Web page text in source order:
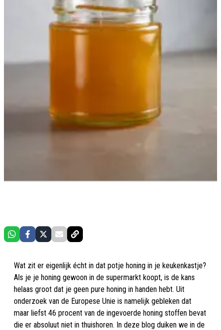
Wat zit er eigenlijk écht in dat potje honing in je keukenkastje?
Als je je honing gewoon in de supermarkt koopt, is de kans
helaas groot dat je geen pure honing in handen hebt. Uit
onderzoek van de Europese Unie is namelijk gebleken dat
maar liefst 46 procent van de ingevoerde honing stoffen bevat
die er absoluut niet in thuishoren. In deze blog duiken we in de